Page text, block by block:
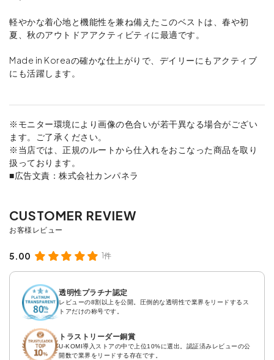
軽やかな着心地と機能性を兼ね備えたこのベストは、春や初
夏、秋のアウトドアアクティビティに最適です。
Made in Koreaの確かな仕上がりで、デイリーにもアクティブ
にも活躍します。
※モニター環境により画像の色合いが若干異なる場合がござい
ます。ご了承ください。
※当店では、正規のルートから仕入れをおこなった商品を取り
扱っております。
■広告文責：株式会社カンパネラ
5.00 1件
透明性プラチナ認定
レビューの8割以上を公開。圧倒的な透明性で業界をリードするス
トアだけの称号です。
トラストリーダー銅賞
U-KOMI導入ストアの中で上位10%に選出。認証済みレビューの公
開数で業界をリードする存在です。